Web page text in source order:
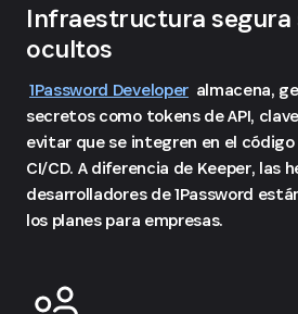
Infraestructura segura
ocultos
1Password Developer almacena,
secretos como tokens de API,
evitar que se integren en el
CI/CD. A diferencia de Keeper, las
desarrolladores de 1Password
los planes para empresas.